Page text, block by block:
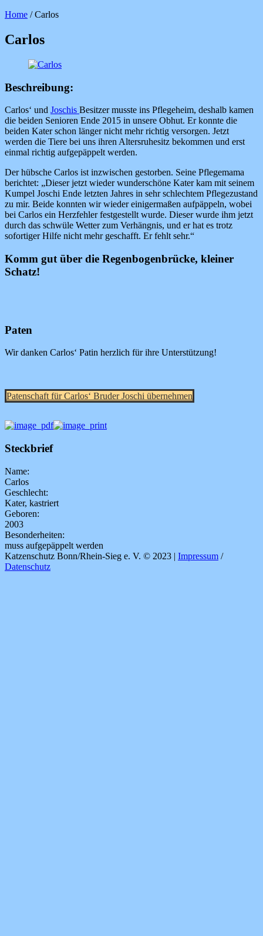
Home /Carlos
Carlos
Beschreibung:
Carlos‘ und Joschis Besitzer musste ins Pflegeheim, deshalb kamen
die beiden Senioren Ende 2015 in unsere Obhut. Er konnte die
beiden Kater schon länger nicht mehr richtig versorgen. Jetzt
werden die Tiere bei uns ihren Altersruhesitz bekommen und erst
einmal richtig aufgepäppelt werden.
Der hübsche Carlos ist inzwischen gestorben. Seine Pflegemama
berichtet: „Dieser jetzt wieder wunderschöne Kater kam mit seinem
Kumpel Joschi Ende letzten Jahres in sehr schlechtem Pflegezustand
zu mir. Beide konnten wir wieder einigermaßen aufpäppeln, wobei
bei Carlos ein Herzfehler festgestellt wurde. Dieser wurde ihm jetzt
durch das schwüle Wetter zum Verhängnis, und er hat es trotz
sofortiger Hilfe nicht mehr geschafft. Er fehlt sehr.“
Komm gut über die Regenbogenbrücke, kleiner
Schatz!
Paten
Wir danken Carlos‘ Patin herzlich für ihre Unterstützung!
Patenschaft für Carlos‘ Bruder Joschi übernehmen
Steckbrief
Name:
Carlos
Geschlecht:
Kater, kastriert
Geboren:
2003
Besonderheiten:
muss aufgepäppelt werden
Katzenschutz Bonn/Rhein-Sieg e. V. © 2023 | Impressum /
Datenschutz